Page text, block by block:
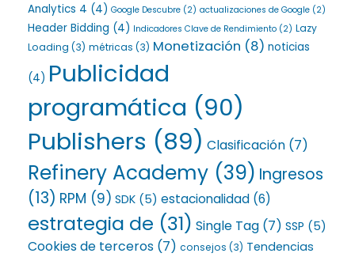
Analytics 4 (4) Google Descubre (2) actualizaciones de Google (2)
Header Bidding (4) Indicadores Clave de Rendimiento (2) Lazy
Loading (3) métricas (3) Monetización (8) noticias
(4) Publicidad
programática (90)
Publishers (89) Clasificación (7)
Refinery Academy (39) Ingresos
(13) RPM (9) SDK (5) estacionalidad (6)
estrategia de (31) Single Tag (7) SSP (5)
Cookies de terceros (7) consejos (3) Tendencias